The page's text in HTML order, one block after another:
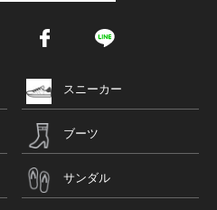
スニーカー
ブーツ
サンダル